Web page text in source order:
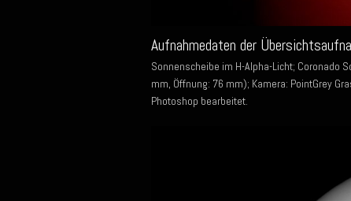
Aufnahmedaten der
Sonnenscheibe im H-Alpha-Licht; Coronado
mm, Öffnung: 76 mm); Kamera: PointGrey
Photoshop bearbeitet.